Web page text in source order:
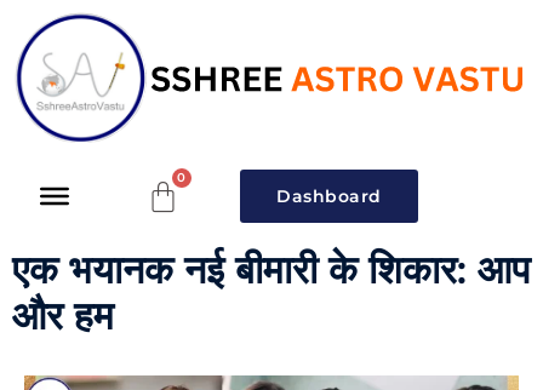
Dashboard
एक भयानक नई बीमारी के शिकार: आप
और हम